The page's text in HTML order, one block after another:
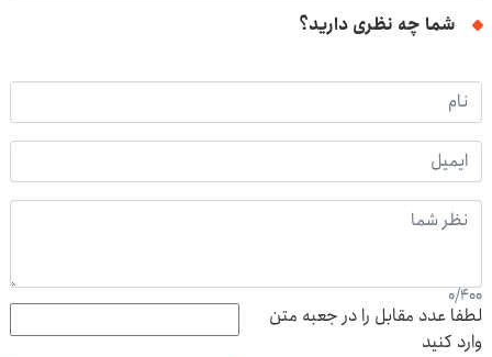
شما چه نظری دارید؟
0/400
لطفا عدد مقابل را در جعبه متن
وارد کنید